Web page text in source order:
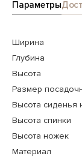
Параметры
Ширина
Глубина
Высота
Размер
Высота сиденья
Высота спинки
Высота ножек
Материал